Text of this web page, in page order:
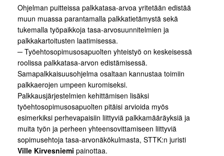
Ohjelman puitteissa palkkatasa-arvoa yritetään edistää
muun muassa parantamalla palkkatietämystä sekä
tukemalla työpaikkoja tasa-arvosuunnitelmien ja
palkkakartoitusten laatimisessa.
─ Työehtosopimusosapuolten yhteistyö on keskeisessä
roolissa palkkatasa-arvon edistämisessä.
Samapalkkaisuusohjelma osaltaan kannustaa toimiin
palkkaerojen umpeen kuromiseksi.
Palkkausjärjestelmien kehittämisen lisäksi
työehtosopimusosapuolten pitäisi arvioida myös
esimerkiksi perhevapaisiin liittyviä palkkamääräyksiä ja
muita työn ja perheen yhteensovittamiseen liittyviä
sopimusehtoja tasa-arvonäkökulmasta, STTK:n juristi
Ville Kirvesniemi painottaa.